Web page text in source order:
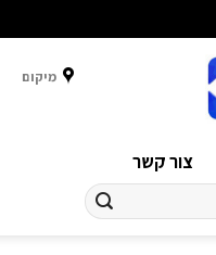
מיקום
צור קשר